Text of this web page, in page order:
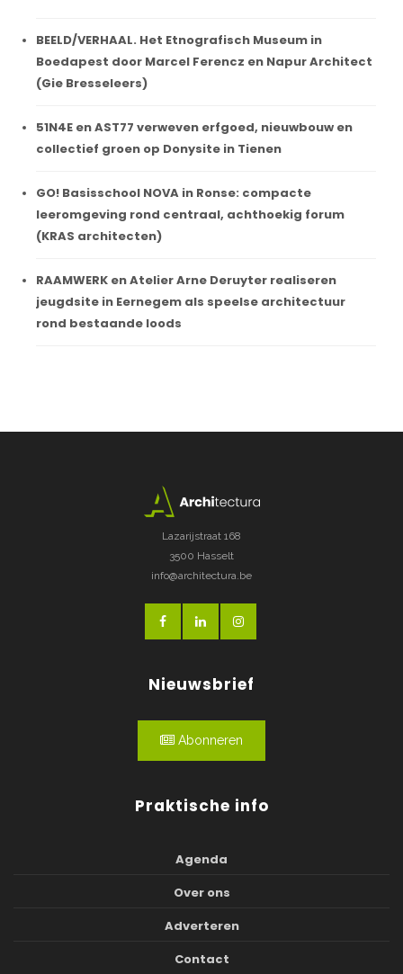
BEELD/VERHAAL. Het Etnografisch Museum in
Boedapest door Marcel Ferencz en Napur Architect
(Gie Bresseleers)
51N4E en AST77 verweven erfgoed, nieuwbouw en
collectief groen op Donysite in Tienen
GO! Basisschool NOVA in Ronse: compacte
leeromgeving rond centraal, achthoekig forum
(KRAS architecten)
RAAMWERK en Atelier Arne Deruyter realiseren
jeugdsite in Eernegem als speelse architectuur
rond bestaande loods
Lazarijstraat 168
3500 Hasselt
info@architectura.be
Nieuwsbrief
Abonneren
Praktische info
Agenda
Over ons
Adverteren
Contact